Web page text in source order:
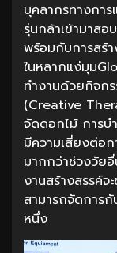
บุคลากรทางกา
รุ่นกล้าเข้ามาส
พร้อมกับการสร้
ในหลากแง่มุม
ทำงานด้วยกิจก
(Creative
จัดดอกไม้ การบ
มีความเสี่ยงต่อ
มากกว่าช่วงวัย
งานสร้างสรรค์จ
สามารถจัดการกั
หนึ่ง